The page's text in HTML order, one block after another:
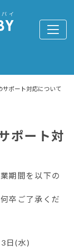
サポート対応について
ポート対
期間を以下の
卒ご了承くだ
日(水)